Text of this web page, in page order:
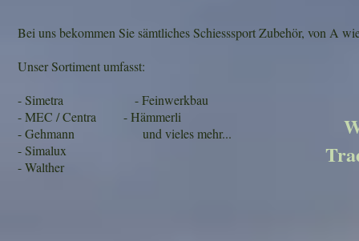
Bei uns bekommen Sie sämtliches Schiesssport Zubehör, von A
Unser Sortiment umfasst:
- Simetra - Feinwerkbau
- MEC / Centra - Hämmerli
- Gehmann und vieles mehr...
- Simalux
- Walther